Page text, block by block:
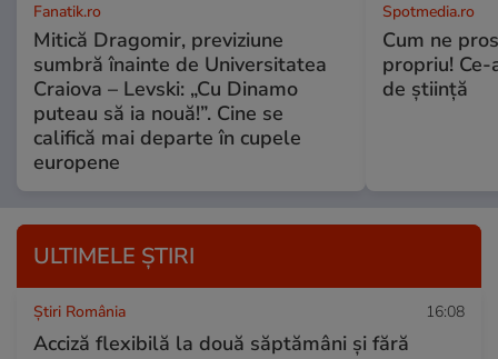
Fanatik.ro
Mitică Dragomir, previziune
sumbră înainte de Universitatea
Craiova – Levski: „Cu Dinamo
puteau să ia nouă!”. Cine se
califică mai departe în cupele
europene
Spotmedia.ro
Cum ne
propriu!
de știință
ULTIMELE ȘTIRI
Știri România 16:08
Acciză flexibilă la două săptămâni și fără